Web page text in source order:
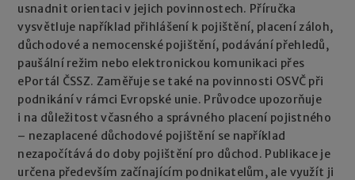
usnadnit orientaci v jejich povinnostech. Příručka
vysvětluje například přihlášení k pojištění, placení záloh,
důchodové a nemocenské pojištění, podávání přehledů,
paušální režim nebo elektronickou komunikaci přes
ePortál ČSSZ. Zaměřuje se také na povinnosti OSVČ při
podnikání v rámci Evropské unie. Průvodce upozorňuje
i na důležitost včasného a správného placení pojistného
– nezaplacené důchodové pojištění se například
nezapočítává do doby pojištění pro důchod. Publikace je
určena především začínajícím podnikatelům, ale využít ji